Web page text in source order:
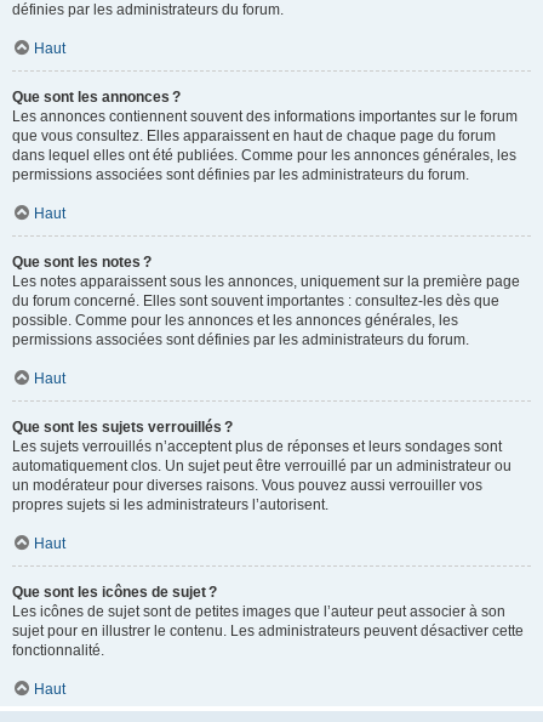
définies par les administrateurs du forum.
Haut
Que sont les annonces ?
Les annonces contiennent souvent des informations importantes sur le forum
que vous consultez. Elles apparaissent en haut de chaque page du forum
dans lequel elles ont été publiées. Comme pour les annonces générales, les
permissions associées sont définies par les administrateurs du forum.
Haut
Que sont les notes ?
Les notes apparaissent sous les annonces, uniquement sur la première page
du forum concerné. Elles sont souvent importantes : consultez-les dès que
possible. Comme pour les annonces et les annonces générales, les
permissions associées sont définies par les administrateurs du forum.
Haut
Que sont les sujets verrouillés ?
Les sujets verrouillés n’acceptent plus de réponses et leurs sondages sont
automatiquement clos. Un sujet peut être verrouillé par un administrateur ou
un modérateur pour diverses raisons. Vous pouvez aussi verrouiller vos
propres sujets si les administrateurs l’autorisent.
Haut
Que sont les icônes de sujet ?
Les icônes de sujet sont de petites images que l’auteur peut associer à son
sujet pour en illustrer le contenu. Les administrateurs peuvent désactiver cette
fonctionnalité.
Haut